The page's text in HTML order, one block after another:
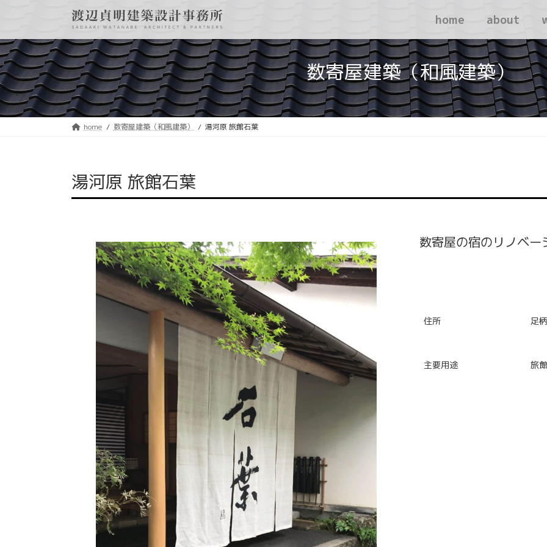
ン
ツ
へ
ス
キ
ッ
プ
ー
シ
ョ
ン
に
移
動
home about
数寄屋建築（和風建築）
home 数寄屋建築（和風建築） 湯河原 旅館石葉
湯河原 旅館石葉
数寄屋の宿のリノベー
住所 足
主要用途 旅館